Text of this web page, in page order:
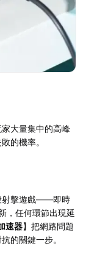
大量集中的高峰
的機率。
射擊遊戲——即時
，任何環節出現延
速器】把網路問題
的關鍵一步。